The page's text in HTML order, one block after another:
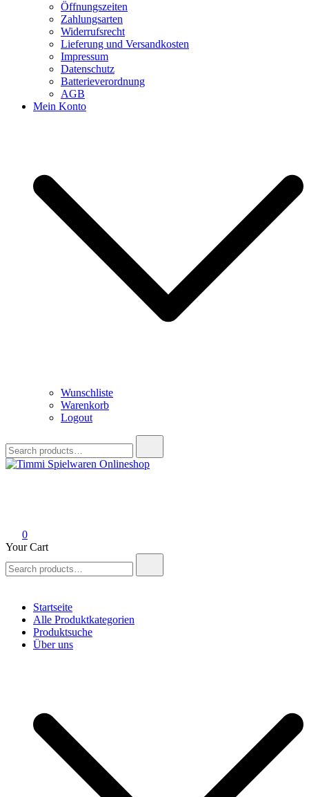
Öffnungszeiten
Zahlungsarten
Widerrufsrecht
Lieferung und Versandkosten
Impressum
Datenschutz
Batterieverordnung
AGB
Mein Konto
Wunschliste
Warenkorb
Logout
for:
0
Your Cart
for:
Startseite
Alle Produktkategorien
Produktsuche
Über uns